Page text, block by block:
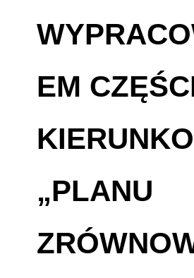
EM
„PLANU